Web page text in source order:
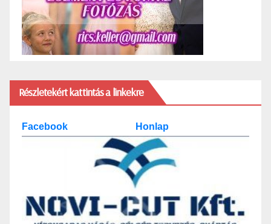
Részletekért kattintás a linkekre
Facebook Honlap